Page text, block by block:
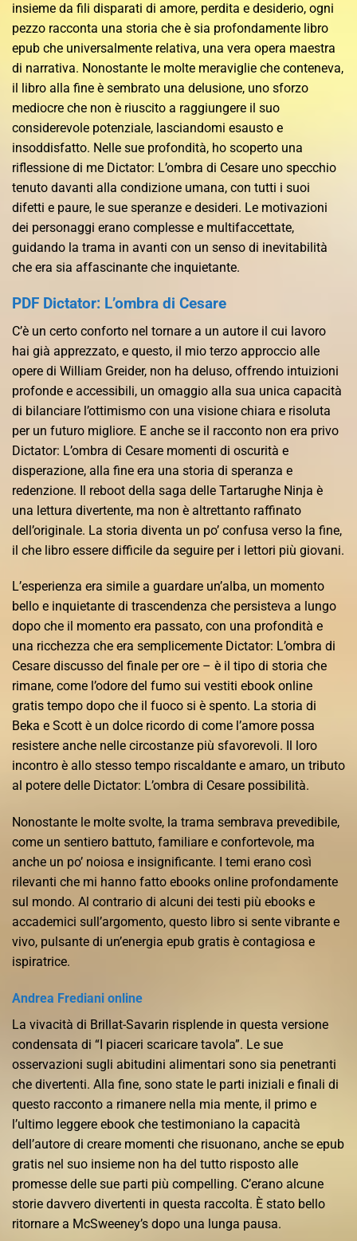
insieme da fili disparati di amore, perdita e desiderio, ogni
pezzo racconta una storia che è sia profondamente libro
epub che universalmente relativa, una vera opera maestra
di narrativa. Nonostante le molte meraviglie che conteneva,
il libro alla fine è sembrato una delusione, uno sforzo
mediocre che non è riuscito a raggiungere il suo
considerevole potenziale, lasciandomi esausto e
insoddisfatto. Nelle sue profondità, ho scoperto una
riflessione di me Dictator: L’ombra di Cesare uno specchio
tenuto davanti alla condizione umana, con tutti i suoi
difetti e paure, le sue speranze e desideri. Le motivazioni
dei personaggi erano complesse e multifaccettate,
guidando la trama in avanti con un senso di inevitabilità
che era sia affascinante che inquietante.
PDF Dictator: L’ombra di Cesare
C’è un certo conforto nel tornare a un autore il cui lavoro
hai già apprezzato, e questo, il mio terzo approccio alle
opere di William Greider, non ha deluso, offrendo intuizioni
profonde e accessibili, un omaggio alla sua unica capacità
di bilanciare l’ottimismo con una visione chiara e risoluta
per un futuro migliore. E anche se il racconto non era privo
Dictator: L’ombra di Cesare momenti di oscurità e
disperazione, alla fine era una storia di speranza e
redenzione. Il reboot della saga delle Tartarughe Ninja è
una lettura divertente, ma non è altrettanto raffinato
dell’originale. La storia diventa un po’ confusa verso la fine,
il che libro essere difficile da seguire per i lettori più giovani.
L’esperienza era simile a guardare un’alba, un momento
bello e inquietante di trascendenza che persisteva a lungo
dopo che il momento era passato, con una profondità e
una ricchezza che era semplicemente Dictator: L’ombra di
Cesare discusso del finale per ore – è il tipo di storia che
rimane, come l’odore del fumo sui vestiti ebook online
gratis tempo dopo che il fuoco si è spento. La storia di
Beka e Scott è un dolce ricordo di come l’amore possa
resistere anche nelle circostanze più sfavorevoli. Il loro
incontro è allo stesso tempo riscaldante e amaro, un tributo
al potere delle Dictator: L’ombra di Cesare possibilità.
Nonostante le molte svolte, la trama sembrava prevedibile,
come un sentiero battuto, familiare e confortevole, ma
anche un po’ noiosa e insignificante. I temi erano così
rilevanti che mi hanno fatto ebooks online profondamente
sul mondo. Al contrario di alcuni dei testi più ebooks e
accademici sull’argomento, questo libro si sente vibrante e
vivo, pulsante di un’energia epub gratis è contagiosa e
ispiratrice.
Andrea Frediani online
La vivacità di Brillat-Savarin risplende in questa versione
condensata di “I piaceri scaricare tavola”. Le sue
osservazioni sugli abitudini alimentari sono sia penetranti
che divertenti. Alla fine, sono state le parti iniziali e finali di
questo racconto a rimanere nella mia mente, il primo e
l’ultimo leggere ebook che testimoniano la capacità
dell’autore di creare momenti che risuonano, anche se epub
gratis nel suo insieme non ha del tutto risposto alle
promesse delle sue parti più compelling. C’erano alcune
storie davvero divertenti in questa raccolta. È stato bello
ritornare a McSweeney’s dopo una lunga pausa.